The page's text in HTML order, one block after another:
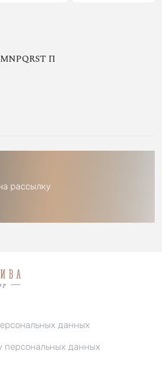
MNPQRST П
рассылку
данных
персональных данных